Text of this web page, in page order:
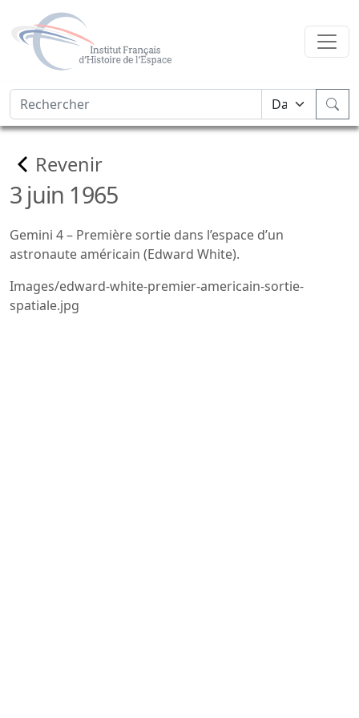
Revenir
3 juin 1965
Gemini 4 – Première sortie dans l’espace d’un
astronaute américain (Edward White).
Images/edward-white-premier-americain-sortie-
spatiale.jpg